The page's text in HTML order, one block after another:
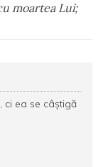
moartea Lui;
ci ea se câștigă